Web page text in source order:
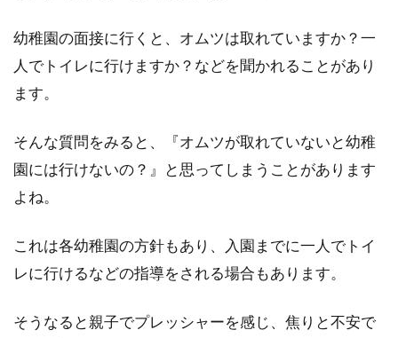
幼稚園の面接に行くと、オムツは取れていますか？一
人でトイレに行けますか？などを聞かれることがあり
ます。
そんな質問をみると、『オムツが取れていないと幼稚
園には行けないの？』と思ってしまうことがあります
よね。
これは各幼稚園の方針もあり、入園までに一人でトイ
レに行けるなどの指導をされる場合もあります。
そうなると親子でプレッシャーを感じ、焦りと不安で